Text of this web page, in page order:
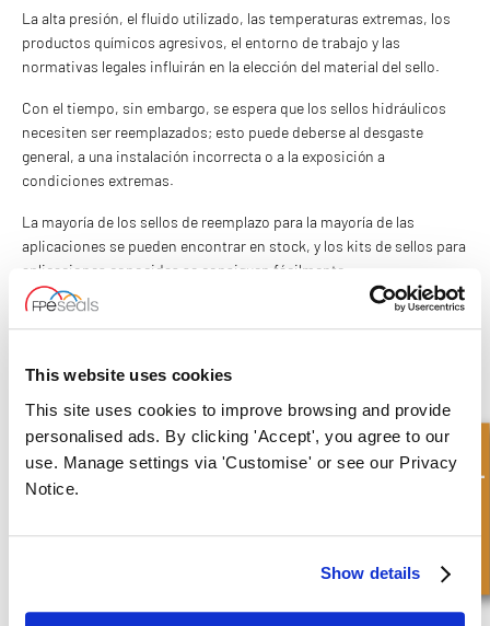
This website uses cookies
This site uses cookies to improve browsing and provide
personalised ads. By clicking 'Accept', you agree to our
use. Manage settings via 'Customise' or see our Privacy
Notice.
Show details
La alta presión, el fluido utilizado, las temperaturas extremas, los
productos químicos agresivos, el entorno de trabajo y las
normativas legales influirán en la elección del material del sello.
Con el tiempo, sin embargo, se espera que los sellos hidráulicos
necesiten ser reemplazados; esto puede deberse al desgaste
general, a una instalación incorrecta o a la exposición a
condiciones extremas.
La mayoría de los sellos de reemplazo para la mayoría de las
aplicaciones se pueden encontrar en stock, y los kits de sellos para
aplicaciones conocidas se consiguen fácilmente.
Si necesita más asesoramiento sobre sellos y sus aplicaciones, el
equipo de expertos de FPE Seals puede ayudarle a encontrar lo que
¿No encuentra lo que busca? También podemos fabricar a medida
una gama completa de sellos, en una amplia variedad de materiales
para satisfacer sus requisitos exactos.
Consulta rápida